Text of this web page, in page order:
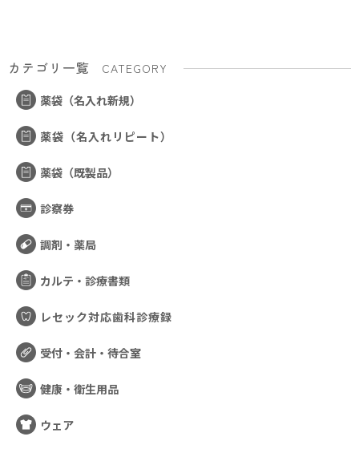
カテゴリ一覧
CATEGORY
薬袋（名入れ新規）
薬袋（名入れリピート）
薬袋（既製品）
診察券
調剤・薬局
カルテ・診療書類
レセック対応歯科診療録
受付・会計・待合室
健康・衛生用品
ウェア